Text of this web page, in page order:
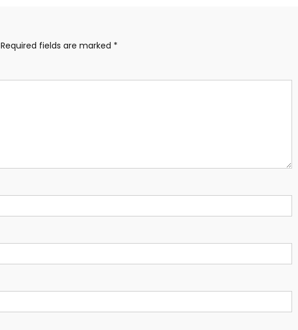
Required fields are marked *